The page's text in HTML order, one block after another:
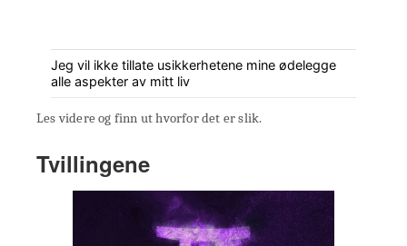
Jeg vil ikke tillate usikkerhetene mine ødelegge
alle aspekter av mitt liv
Les videre og finn ut hvorfor det er slik.
Tvillingene